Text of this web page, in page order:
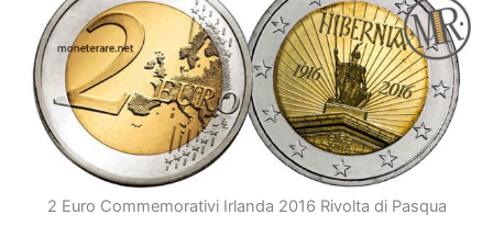
2 Euro Commemorativi Irlanda 2016 Rivolta di Pasqua